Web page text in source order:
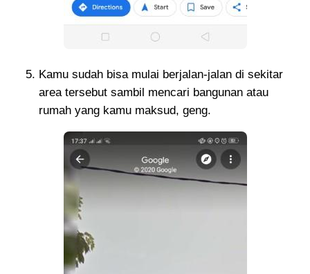
Kamu sudah bisa mulai berjalan-jalan di sekitar
area tersebut sambil mencari bangunan atau
rumah yang kamu maksud, geng.